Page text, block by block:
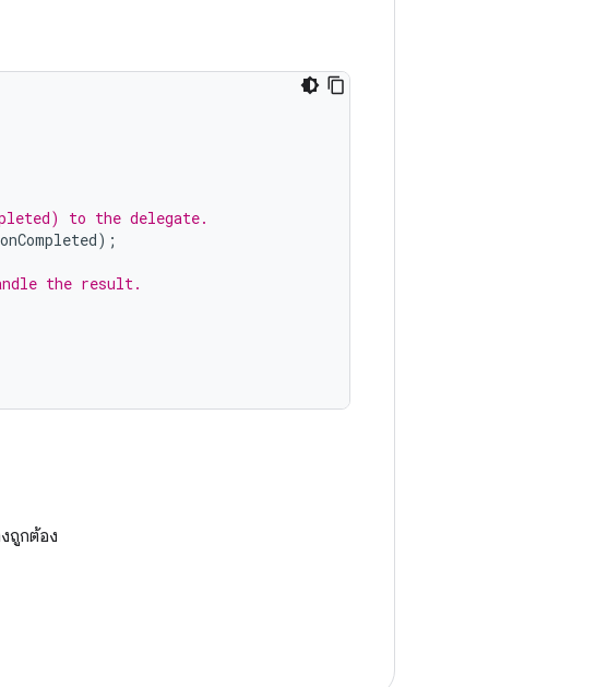
to the delegate.
);
the result.
ถูกต้อง